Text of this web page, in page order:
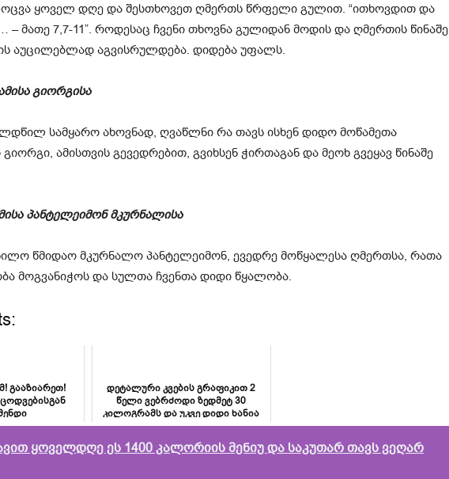
ყოველ დღე და შესთხოვეთ ღმერთს წრფელი გულით. “ითხოვდით და
– მათე 7,7-11”. როდესაც ჩვენი თხოვნა გულიდან მოდის და ღმერთის წინაშე
აუცილებლად აგვისრულდება. დიდება უფალს.
გიორგისა
სამყარო ახოვნად, ღვაწლნი რა თავს ისხენ დიდო მოწამეთა
ამისთვის გევედრებით, გვიხსენ ჭირთაგან და მეოხ გვეყავ წინაშე
პანტელეიმონ მკურნალისა
წმიდაო მკურნალო პანტელეიმონ, ევედრე მოწყალესა ღმერთსა, რათა
მოგვანიჭოს და სულთა ჩვენთა დიდი წყალობა.
გააზიარეთ!
დეტალური კვების გრაფიკით 2
წელი ვებრძოდი ზედმეტ 30
კილოგრამს და უკვე დიდი ხანია
ვინარჩუნებ წონას.
ყოველდღე ეს 1400 კალორიის მენიუ და საკუთარ თავს ვეღარ